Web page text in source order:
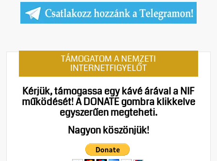
TÁMOGATOM A NEMZETI
INTERNETFIGYELŐT
Kérjük, támogassa egy kávé árával a NIF
működését!A DONATE gombra klikkelve
egyszerűen megteheti.
Nagyon köszönjük!